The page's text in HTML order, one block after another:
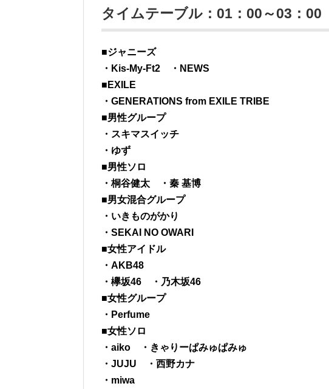
タイムテーブル：01：00～03：00
■ジャニーズ
・Kis-My-Ft2 ・NEWS
■EXILE
・GENERATIONS from EXILE TRIBE
■男性グループ
・スキマスイッチ
・ゆず
■男性ソロ
・桐谷健太 ・秦 基博
■男女混合グループ
・いきものがかり
・SEKAI NO OWARI
■女性アイドル
・AKB48
・欅坂46 ・乃木坂46
■女性グループ
・Perfume
■女性ソロ
・aiko ・きゃりーぱみゅぱみゅ
・JUJU ・西野カナ
・miwa